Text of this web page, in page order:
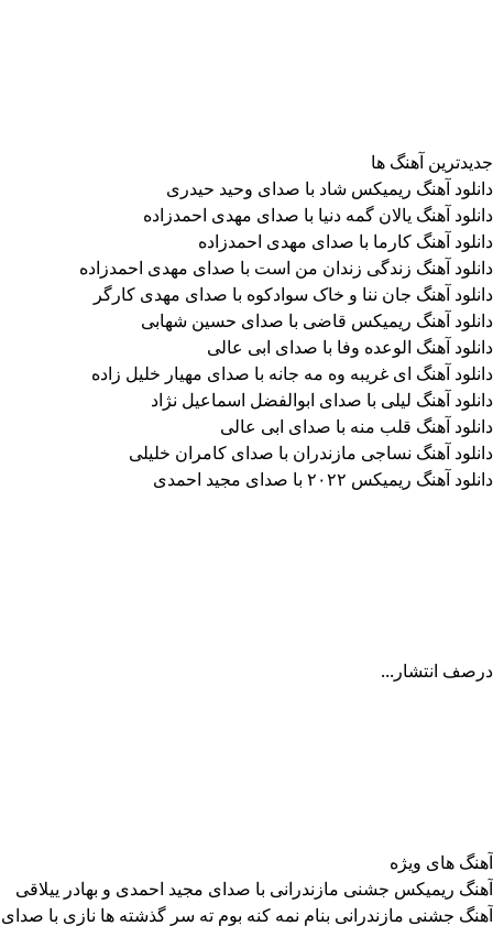
جدیدترین آهنگ ها
دانلود آهنگ ریمیکس شاد با صدای وحید حیدری
دانلود آهنگ یالان گمه دنیا با صدای مهدی احمدزاده
دانلود آهنگ کارما با صدای مهدی احمدزاده
دانلود آهنگ زندگی زندان من است با صدای مهدی احمدزاده
دانلود آهنگ جان ننا و خاک سوادکوه با صدای مهدی کارگر
دانلود آهنگ ریمیکس قاضی با صدای حسین شهابی
دانلود آهنگ الوعده وفا با صدای ابی عالی
دانلود آهنگ ای غریبه وه مه جانه با صدای مهیار خلیل زاده
دانلود آهنگ لیلی با صدای ابوالفضل اسماعیل نژاد
دانلود آهنگ قلب منه با صدای ابی عالی
دانلود آهنگ نساجی مازندران با صدای کامران خلیلی
دانلود آهنگ ریمیکس ۲۰۲۲ با صدای مجید احمدی
درصف انتشار...
آهنگ های ویژه
آهنگ ریمیکس جشنی مازندرانی با صدای مجید احمدی و بهادر ییلاقی
آهنگ جشنی مازندرانی بنام نمه کنه بوم ته سر گذشته ها نازی با صدای